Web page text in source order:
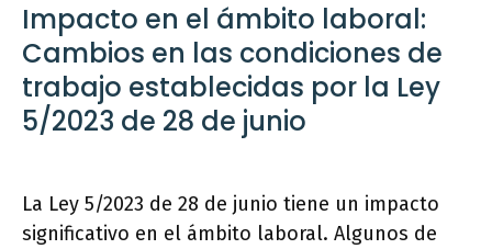
Impacto en el ámbito laboral:
Cambios en las condiciones de
trabajo establecidas por la Ley
5/2023 de 28 de junio
La Ley 5/2023 de 28 de junio tiene un impacto
significativo en el ámbito laboral. Algunos de